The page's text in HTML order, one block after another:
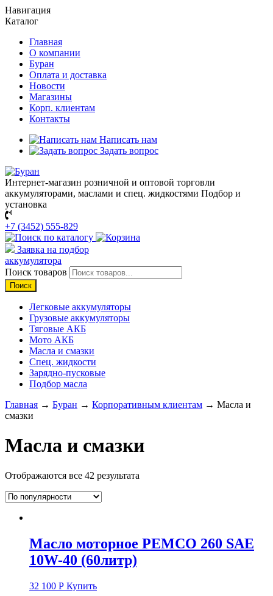
Навигация
Каталог
Главная
О компании
Буран
Оплата и доставка
Новости
Магазины
Корп. клиентам
Контакты
Написать нам
Задать вопрос
Интернет-магазин розничной и оптовой торговли
аккумуляторами, маслами и спец. жидкостями Подбор и
установка
+7 (3452) 555-829
Заявка на подбор
аккумулятора
Поиск товаров
Поиск
Легковые аккумуляторы
Грузовые аккумуляторы
Тяговые АКБ
Мото АКБ
Масла и смазки
Спец. жидкости
Зарядно-пусковые
Подбор масла
Главная → Буран → Корпоративным клиентам → Масла и
смазки
Масла и смазки
Отображаются все 42 результата
Масло моторное PEMCO 260 SAE
10W-40 (60литр)
32 100 Р Купить